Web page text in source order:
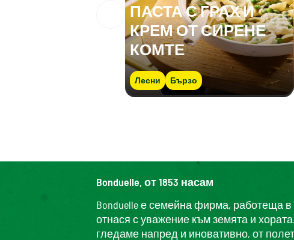
ПАСТА С ГРАХ И
КРЕМ ОТ СИРЕНЕ
КОМТЕ
Лесни Бързо
Bonduelle, от 1853 насам
Bonduelle е семейна фирма, работеща
отнася с уважение към земята и
гледаме напред и иновативно, от